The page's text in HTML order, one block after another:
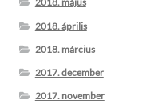
2018. április
2018. március
2017. december
2017. november